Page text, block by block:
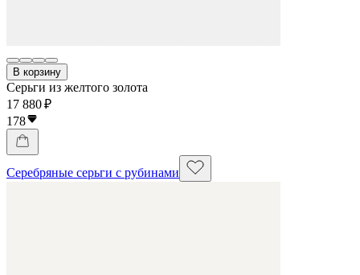
В корзину
Серьги из желтого золота
17 880 ₽
178
Серебряные серьги с рубинами